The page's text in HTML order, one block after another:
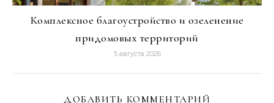
Комплексное благоустройство и озеленение
придомовых территорий
5 августа 2026
ДОБАВИТЬ КОММЕНТАРИЙ